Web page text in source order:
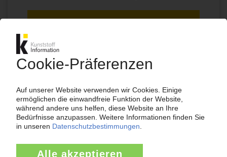
Ihr KI Zugang
ab 99€/Monat